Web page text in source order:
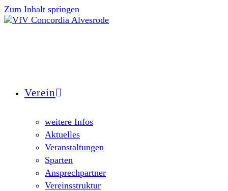
Zum Inhalt springen
Verein
weitere Infos
Aktuelles
Veranstaltungen
Sparten
Ansprechpartner
Vereinsstruktur